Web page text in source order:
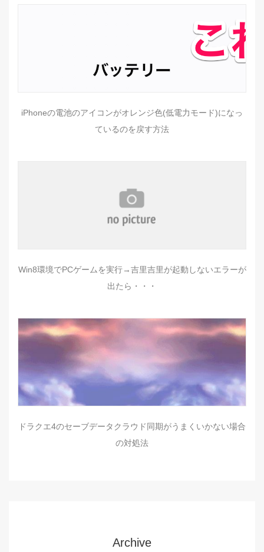
iPhoneの電池のアイコンがオレンジ色(低電力モード)になっ
ているのを戻す方法
Win8環境でPCゲームを実行→吉里吉里が起動しないエラーが
出たら・・・
ドラクエ4のセーブデータクラウド同期がうまくいかない場合
の対処法
Archive